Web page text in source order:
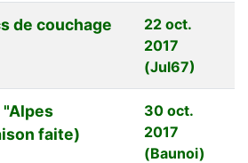
de couchage
22 oct.
2017
(Jul67)
"Alpes
faite)
30 oct.
2017
(Baunoi)